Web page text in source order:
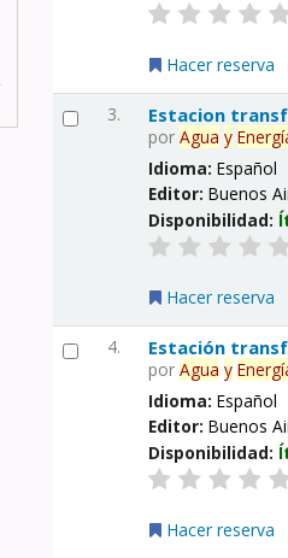
Hacer reserva
3. Estacion
porAgua y
Idioma:Español
Editor:Buenos
Disponibilidad:
Hacer reserva
4. Estación
porAgua y
Idioma:Español
Editor:Buenos
Disponibilidad:
Hacer reserva